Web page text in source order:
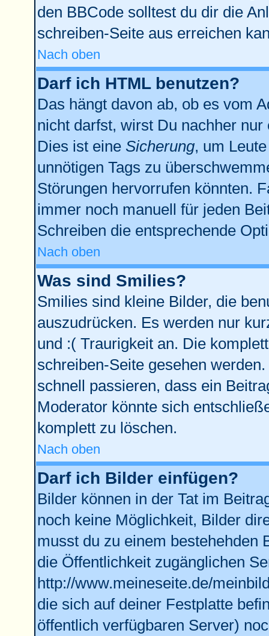
den BBCode solltest du dir die
schreiben-Seite aus erreichen
Nach oben
Darf ich HTML benutzen?
Das hängt davon ab, ob es vom
nicht darfst, wirst Du nachher
Dies ist eine Sicherung, um
unnötigen Tags zu
Störungen hervorrufen könnten.
immer noch manuell für jeden
Schreiben die entsprechende
Nach oben
Was sind Smilies?
Smilies sind kleine Bilder, die
auszudrücken. Es werden nur
und :( Traurigkeit an. Die
schreiben-Seite gesehen
schnell passieren, dass ein
Moderator könnte sich
komplett zu löschen.
Nach oben
Darf ich Bilder einfügen?
Bilder können in der Tat im
noch keine Möglichkeit, Bilder
musst du zu einem bestehehden
die Öffentlichkeit zugänglichen
http://www.meineseite.de/
die sich auf deiner Festplatte
öffentlich verfügbaren Server)